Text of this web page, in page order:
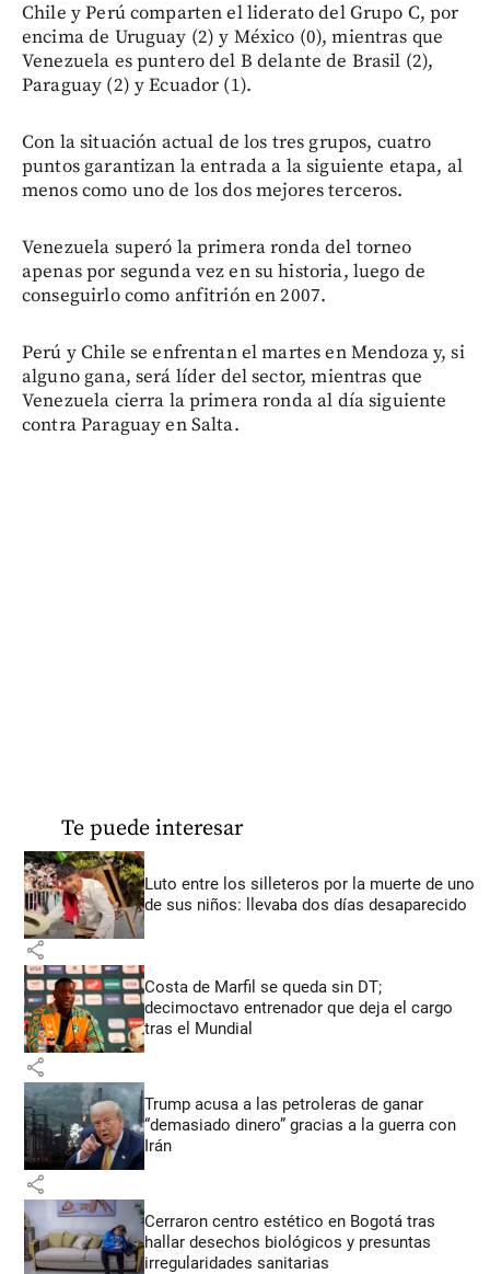
Chile y Perú comparten el liderato del Grupo C, por
encima de Uruguay (2) y México (0), mientras que
Venezuela es puntero del B delante de Brasil (2),
Paraguay (2) y Ecuador (1).
Con la situación actual de los tres grupos, cuatro
puntos garantizan la entrada a la siguiente etapa, al
menos como uno de los dos mejores terceros.
Venezuela superó la primera ronda del torneo
apenas por segunda vez en su historia, luego de
conseguirlo como anfitrión en 2007.
Perú y Chile se enfrentan el martes en Mendoza y, si
alguno gana, será líder del sector, mientras que
Venezuela cierra la primera ronda al día siguiente
contra Paraguay en Salta.
Te puede interesar
Luto entre los silleteros por la muerte de uno
de sus niños: llevaba dos días desaparecido
share
Costa de Marfil se queda sin DT;
decimoctavo entrenador que deja el cargo
tras el Mundial
share
Trump acusa a las petroleras de ganar
“demasiado dinero” gracias a la guerra con
Irán
share
Cerraron centro estético en Bogotá tras
hallar desechos biológicos y presuntas
irregularidades sanitarias